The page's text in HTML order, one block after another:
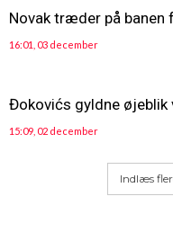
Novak træder på banen
16:01, 03 december
Đokovićs gyldne øjeblik
15:09, 02 december
Indlæs